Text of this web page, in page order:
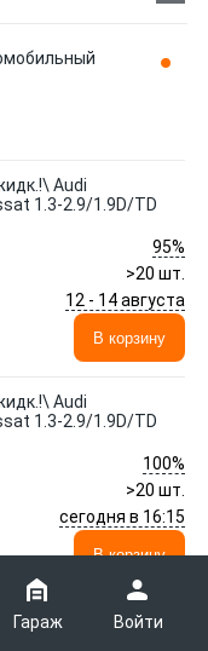
Гараж Войти
Audi
1.3-2.9/1.9D/TD
95%
>20 шт.
12 - 14 августа
В корзину
Audi
1.3-2.9/1.9D/TD
100%
>20 шт.
сегодня в 16:15
В корзину
169 предложений